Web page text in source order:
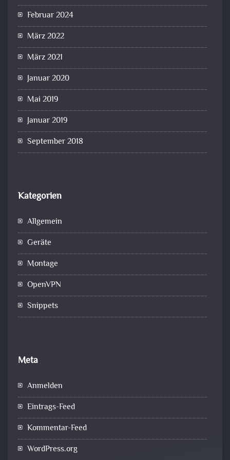
Februar 2024
März 2022
März 2021
Januar 2020
Mai 2019
Januar 2019
September 2018
Kategorien
Allgemein
Geräte
Montage
OpenVPN
Snippets
Meta
Anmelden
Eintrags-Feed
Kommentar-Feed
WordPress.org